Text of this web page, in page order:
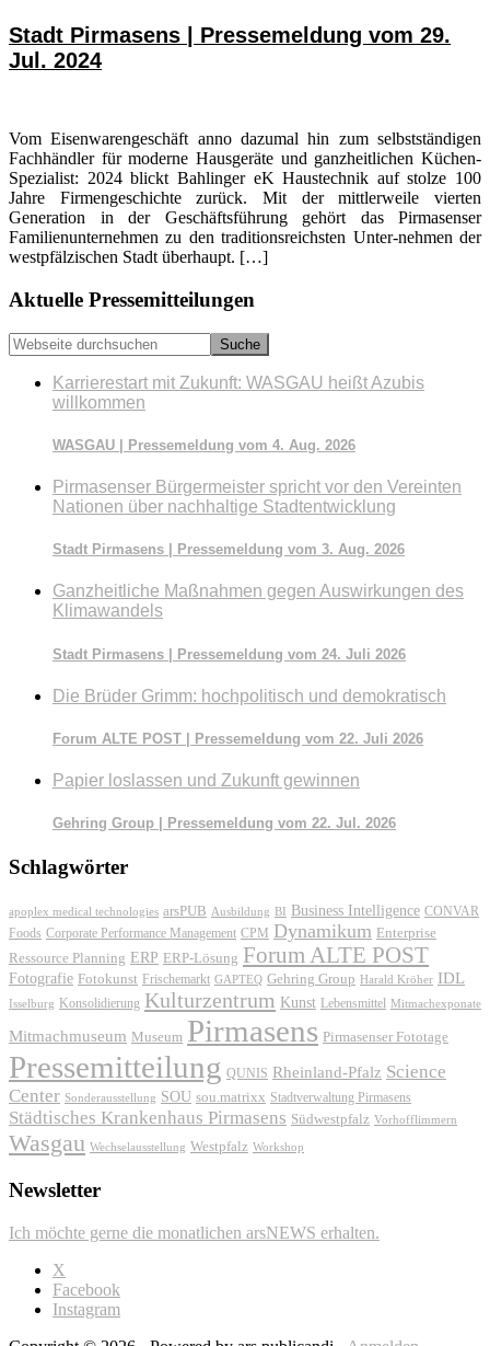
Stadt Pirmasens | Pressemeldung vom 29.
Jul. 2024
Vom Eisenwarengeschäft anno dazumal hin zum selbstständigen
Fachhändler für moderne Hausgeräte und ganzheitlichen Küchen-
Spezialist: 2024 blickt Bahlinger eK Haustechnik auf stolze 100
Jahre Firmengeschichte zurück. Mit der mittlerweile vierten
Generation in der Geschäftsführung gehört das Pirmasenser
Familienunternehmen zu den traditionsreichsten Unter-nehmen der
westpfälzischen Stadt überhaupt. […]
Seitenspalte
Aktuelle Pressemitteilungen
Webseite
durchsuchen
Karrierestart mit Zukunft: WASGAU heißt Azubis
willkommen
WASGAU | Pressemeldung vom 4. Aug. 2026
Pirmasenser Bürgermeister spricht vor den Vereinten
Nationen über nachhaltige Stadtentwicklung
Stadt Pirmasens | Pressemeldung vom 3. Aug. 2026
Ganzheitliche Maßnahmen gegen Auswirkungen des
Klimawandels
Stadt Pirmasens | Pressemeldung vom 24. Juli 2026
Die Brüder Grimm: hochpolitisch und demokratisch
Forum ALTE POST | Pressemeldung vom 22. Juli 2026
Papier loslassen und Zukunft gewinnen
Gehring Group | Pressemeldung vom 22. Jul. 2026
Schlagwörter
apoplex medical technologies arsPUB Ausbildung BI Business Intelligence CONVAR
Foods Corporate Performance Management CPM Dynamikum Enterprise
Ressource Planning ERP ERP-Lösung Forum ALTE POST
Fotografie Fotokunst Frischemarkt GAPTEQ Gehring Group Harald Kröher IDL
Isselburg Konsolidierung Kulturzentrum Kunst Lebensmittel Mitmachexponate
Mitmachmuseum Museum Pirmasens Pirmasenser Fototage
Pressemitteilung QUNIS Rheinland-Pfalz Science
Center Sonderausstellung SOU sou.matrixx Stadtverwaltung Pirmasens
Städtisches Krankenhaus Pirmasens Südwestpfalz Vorhofflimmern
Wasgau Wechselausstellung Westpfalz Workshop
Newsletter
Ich möchte gerne die monatlichen arsNEWS erhalten.
X
Facebook
Instagram